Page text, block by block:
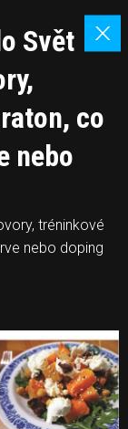
Svět
co
nebo
tréninkové
nebo doping